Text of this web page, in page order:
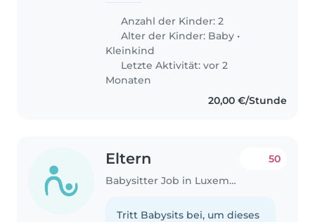
Anzahl der Kinder: 2
Alter der Kinder: Baby •
Kleinkind
Letzte Aktivität: vor 2
Monaten
20,00 €/Stunde
Eltern
Babysitter Job in Luxemburg
50
Tritt Babysits bei, um dieses